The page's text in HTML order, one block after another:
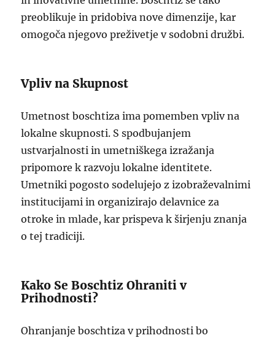
preoblikuje in pridobiva nove dimenzije, kar
omogoča njegovo preživetje v sodobni družbi.
Vpliv na Skupnost
Umetnost boschtiza ima pomemben vpliv na
lokalne skupnosti. S spodbujanjem
ustvarjalnosti in umetniškega izražanja
pripomore k razvoju lokalne identitete.
Umetniki pogosto sodelujejo z izobraževalnimi
institucijami in organizirajo delavnice za
otroke in mlade, kar prispeva k širjenju znanja
o tej tradiciji.
Kako Se Boschtiz Ohraniti v
Prihodnosti?
Ohranjanje boschtiza v prihodnosti bo